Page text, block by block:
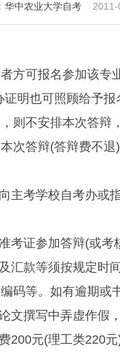
华中农业大学自考 2011-
可报名参加该专
明也可照顾给予
则不安排本次答辩
答辩(答辩费不退)
考学校自考办或
证参加答辩(或考
款等须按规定时
码等。如有逾期或
撰写中弄虚作假，
元(理工类220元